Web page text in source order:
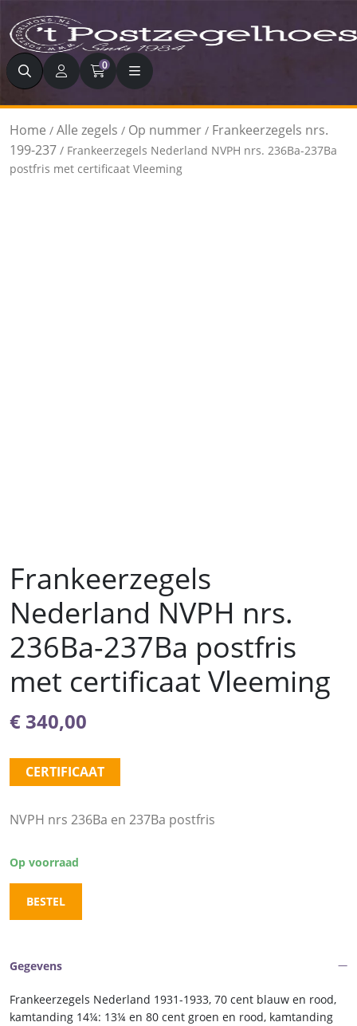
Zoeken 0
Home / Alle zegels / Op nummer / Frankeerzegels nrs.
199-237 / Frankeerzegels Nederland NVPH nrs. 236Ba-237Ba
postfris met certificaat Vleeming
Frankeerzegels
Nederland NVPH nrs.
236Ba-237Ba postfris
met certificaat Vleeming
€ 340,00
CERTIFICAAT
NVPH nrs 236Ba en 237Ba postfris
Op voorraad
BESTEL
Gegevens
Frankeerzegels Nederland 1931-1933, 70 cent blauw en rood,
kamtanding 14¼: 13¼ en 80 cent groen en rood, kamtanding